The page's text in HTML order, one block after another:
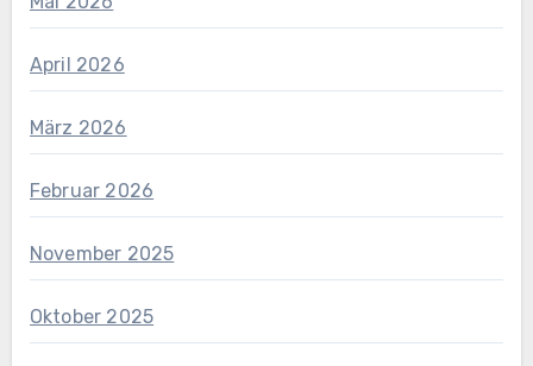
April 2026
März 2026
Februar 2026
November 2025
Oktober 2025